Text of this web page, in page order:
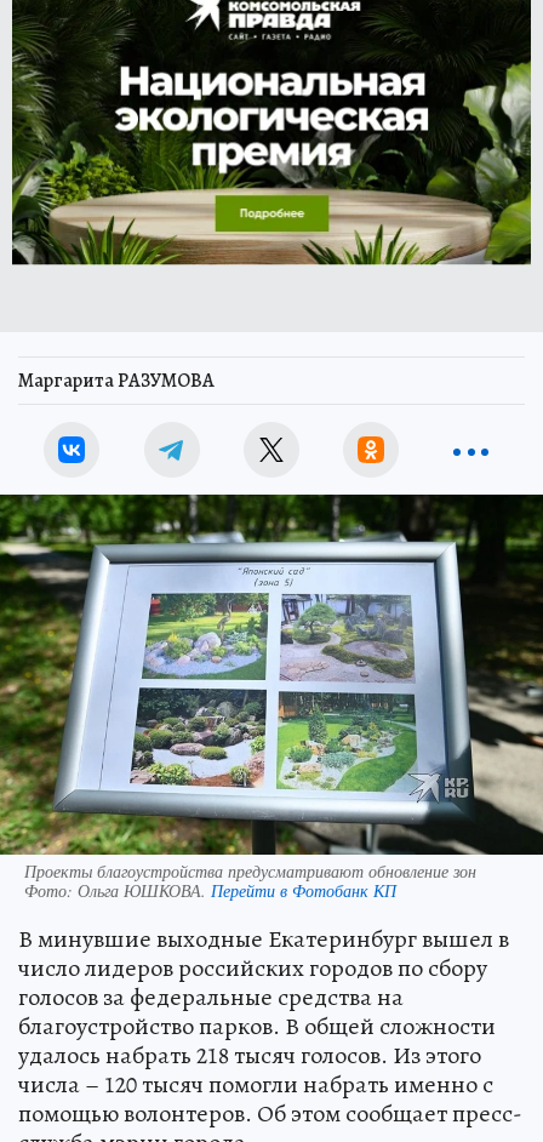
Маргарита РАЗУМОВА
Проекты благоустройства предусматривают обновление зон
Фото: Ольга ЮШКОВА. Перейти в Фотобанк КП
В минувшие выходные Екатеринбург вышел в
число лидеров российских городов по сбору
голосов за федеральные средства на
благоустройство парков. В общей сложности
удалось набрать 218 тысяч голосов. Из этого
числа – 120 тысяч помогли набрать именно с
помощью волонтеров. Об этом сообщает пресс-